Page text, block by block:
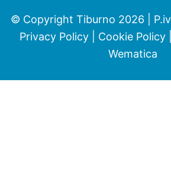
© Copyright Tiburno 2026 |
Privacy Policy| Cookie Policy|
Wematica